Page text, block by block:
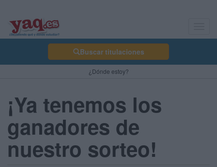
Buscar titulaciones
¿Dónde estoy?
¡Ya tenemos los
ganadores de
nuestro sorteo!